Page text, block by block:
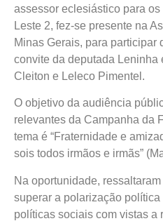
assessor eclesiástico para
Leste 2, fez-se presente na
Minas Gerais, para participar
convite da deputada Leninha
Cleiton e Leleco Pimentel.
O objetivo da audiência
relevantes da Campanha da
tema é “Fraternidade e
sois todos irmãos e irmãs”
Na oportunidade,
superar a polarização
políticas sociais com vistas a